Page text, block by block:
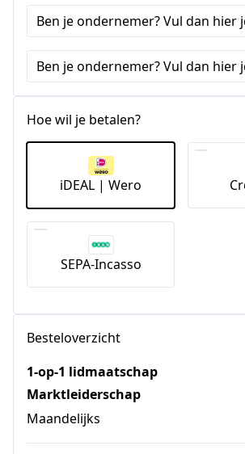
Ben je ondernemer? Vul dan hier
Ben je ondernemer? Vul dan hier
Hoe wil je betalen?
iDEAL | Wero
SEPA-Incasso
Besteloverzicht
1-op-1 lidmaatschap
Marktleiderschap
Maandelijks